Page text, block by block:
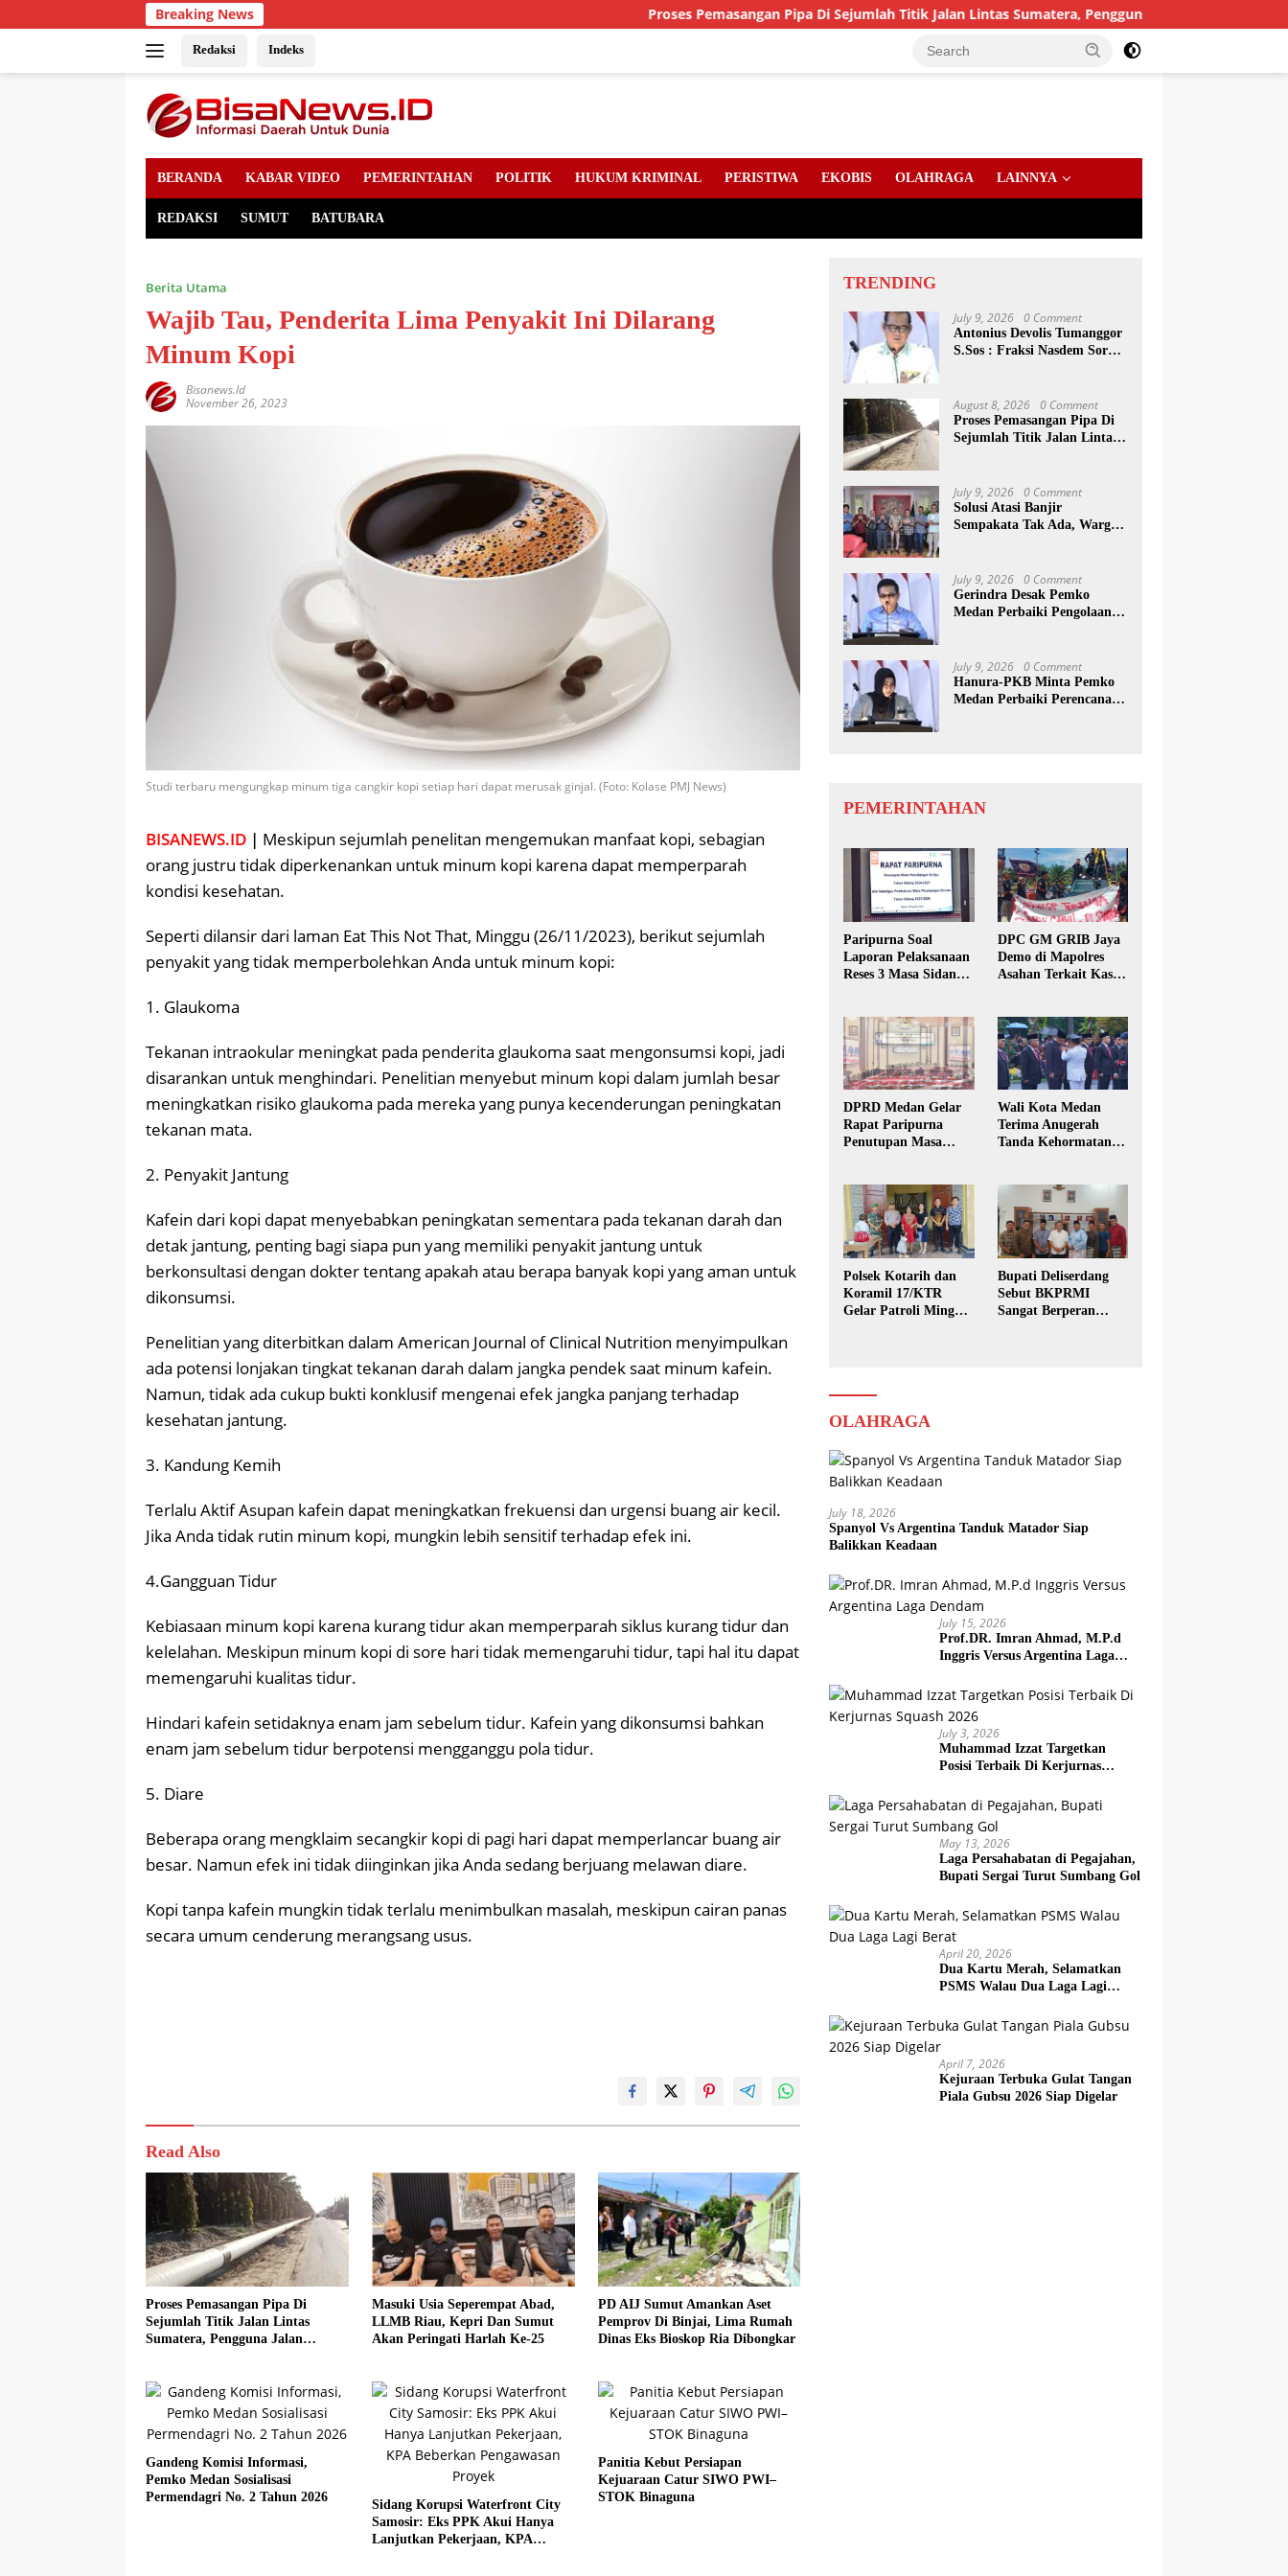
to
Breaking News Proses Pemasangan Pipa Di Sejumlah Titik Jalan Lintas Sumatera, Pengguna Jalan diimbau Untuk
Redaksi Indeks
BERANDA KABAR VIDEO PEMERINTAHAN POLITIK HUKUM KRIMINAL PERISTIWA EKOBIS OLAHRAGA LAINNYA
REDAKSI SUMUT BATUBARA
Berita Utama
Wajib Tau, Penderita Lima Penyakit Ini Dilarang
Minum Kopi
Bisanews.id
November 26, 2023
Studi terbaru mengungkap minum tiga cangkir kopi setiap hari dapat merusak ginjal. (Foto: Kolase PMJ News)
BISANEWS.ID | Meskipun sejumlah penelitan mengemukan manfaat kopi, sebagian
orang justru tidak diperkenankan untuk minum kopi karena dapat memperparah
kondisi kesehatan.
Seperti dilansir dari laman Eat This Not That, Minggu (26/11/2023), berikut sejumlah
penyakit yang tidak memperbolehkan Anda untuk minum kopi:
1. Glaukoma
Tekanan intraokular meningkat pada penderita glaukoma saat mengonsumsi kopi, jadi
disarankan untuk menghindari. Penelitian menyebut minum kopi dalam jumlah besar
meningkatkan risiko glaukoma pada mereka yang punya kecenderungan peningkatan
tekanan mata.
2. Penyakit Jantung
Kafein dari kopi dapat menyebabkan peningkatan sementara pada tekanan darah dan
detak jantung, penting bagi siapa pun yang memiliki penyakit jantung untuk
berkonsultasi dengan dokter tentang apakah atau berapa banyak kopi yang aman untuk
dikonsumsi.
Penelitian yang diterbitkan dalam American Journal of Clinical Nutrition menyimpulkan
ada potensi lonjakan tingkat tekanan darah dalam jangka pendek saat minum kafein.
Namun, tidak ada cukup bukti konklusif mengenai efek jangka panjang terhadap
kesehatan jantung.
3. Kandung Kemih
Terlalu Aktif Asupan kafein dapat meningkatkan frekuensi dan urgensi buang air kecil.
Jika Anda tidak rutin minum kopi, mungkin lebih sensitif terhadap efek ini.
4.Gangguan Tidur
Kebiasaan minum kopi karena kurang tidur akan memperparah siklus kurang tidur dan
kelelahan. Meskipun minum kopi di sore hari tidak memengaruhi tidur, tapi hal itu dapat
memengaruhi kualitas tidur.
Hindari kafein setidaknya enam jam sebelum tidur. Kafein yang dikonsumsi bahkan
enam jam sebelum tidur berpotensi mengganggu pola tidur.
5. Diare
Beberapa orang mengklaim secangkir kopi di pagi hari dapat memperlancar buang air
besar. Namun efek ini tidak diinginkan jika Anda sedang berjuang melawan diare.
Kopi tanpa kafein mungkin tidak terlalu menimbulkan masalah, meskipun cairan panas
secara umum cenderung merangsang usus.
Read Also
Proses Pemasangan Pipa Di
Sejumlah Titik Jalan Lintas
Sumatera, Pengguna Jalan
Masuki Usia Seperempat Abad,
LLMB Riau, Kepri Dan Sumut
Akan Peringati Harlah Ke-25
PD AIJ Sumut Amankan Aset
Pemprov Di Binjai, Lima Rumah
Dinas Eks Bioskop Ria Dibongkar
Gandeng Komisi Informasi,
Pemko Medan Sosialisasi
Permendagri No. 2 Tahun 2026
Sidang Korupsi Waterfront City
Samosir: Eks PPK Akui Hanya
Lanjutkan Pekerjaan, KPA
Panitia Kebut Persiapan
Kejuaraan Catur SIWO PWI–
STOK Binaguna
TRENDING
July 9, 2026 0 Comment
Antonius Devolis Tumanggor
S.Sos : Fraksi Nasdem Soroti
August 8, 2026 0 Comment
Proses Pemasangan Pipa Di
Sejumlah Titik Jalan Lintas
meningkatkan Kewaspadaan
July 9, 2026 0 Comment
Solusi Atasi Banjir
Sempakata Tak Ada, Warga
July 9, 2026 0 Comment
Gerindra Desak Pemko
Medan Perbaiki Pengolaan
July 9, 2026 0 Comment
Hanura-PKB Minta Pemko
Medan Perbaiki Perencanaan
PEMERINTAHAN
Paripurna Soal
Laporan Pelaksanaan
Reses 3 Masa Sidang
DPC GM GRIB Jaya
Demo di Mapolres
Asahan Terkait Kasus
DPRD Medan Gelar
Rapat Paripurna
Penutupan Masa
Wali Kota Medan
Terima Anugerah
Tanda Kehormatan
Polsek Kotarih dan
Koramil 17/KTR
Gelar Patroli Minggu
Bupati Deliserdang
Sebut BKPRMI
Sangat Berperan
OLAHRAGA
July 18, 2026
Spanyol Vs Argentina Tanduk Matador Siap
Balikkan Keadaan
July 15, 2026
Prof.DR. Imran Ahmad, M.P.d
Inggris Versus Argentina Laga
July 3, 2026
Muhammad Izzat Targetkan
Posisi Terbaik Di Kerjurnas
May 13, 2026
Laga Persahabatan di Pegajahan,
Bupati Sergai Turut Sumbang Gol
April 20, 2026
Dua Kartu Merah, Selamatkan
PSMS Walau Dua Laga Lagi
April 7, 2026
Kejuraan Terbuka Gulat Tangan
Piala Gubsu 2026 Siap Digelar